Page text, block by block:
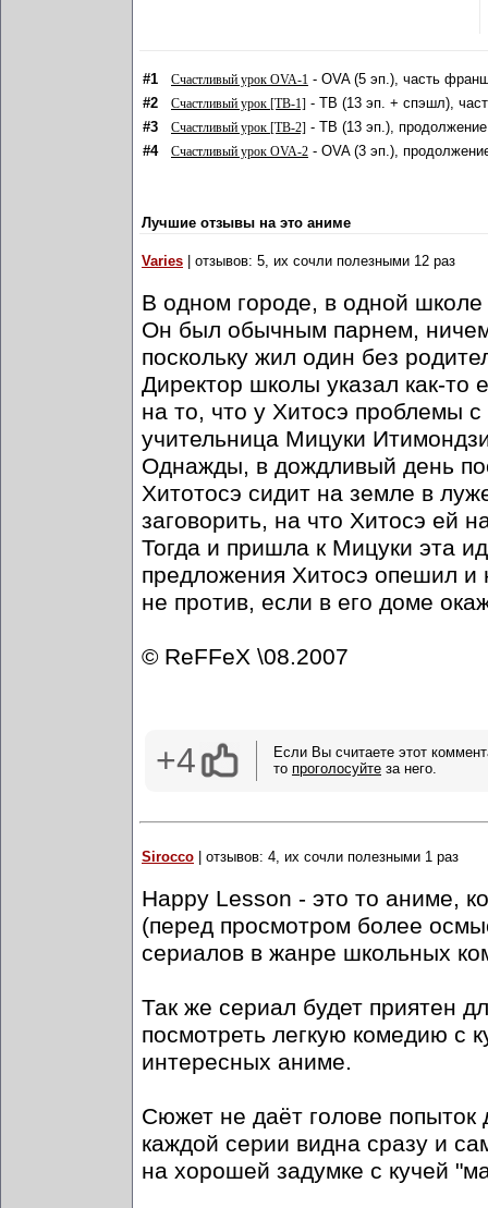
#1 Счастливый урок OVA-1 - OVA (5 эп.), часть
#2
Счастливый урок [ТВ-1] - ТВ (13 эп. + спэшл),
#3
Счастливый урок [ТВ-2] - ТВ (13 эп.),
#4
Счастливый урок OVA-2 - OVA (3 эп.),
Лучшие отзывы на это аниме
Varies | отзывов: 5, их сочли полезными 12 раз
В одном городе, в одной школе
Он был обычным парнем,
поскольку жил один без
Директор школы указал как-то
на то, что у Хитосэ проблемы
учительница Мицуки
Однажды, в дождливый день
Хитотосэ сидит на земле в
заговорить, на что Хитосэ ей
Тогда и пришла к Мицуки эта
предложения Хитосэ опешил и
не против, если в его доме
© ReFFeX \08.2007
+4
Если Вы считаете этот
то проголосуйте за него.
Sirocco | отзывов: 4, их сочли полезными 1 раз
Happy Lesson - это то аниме,
(перед просмотром более
сериалов в жанре школьных
Так же сериал будет приятен
посмотреть легкую комедию с
интересных аниме.
Сюжет не даёт голове попыток
каждой серии видна сразу и
на хорошей задумке с кучей